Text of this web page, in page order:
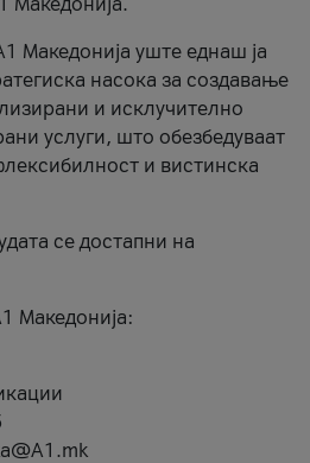
Македонија уште еднаш ја
насока за создавање
и исклучително
услуги, што обезбедуваат
и вистинска
се достапни на
Македонија: